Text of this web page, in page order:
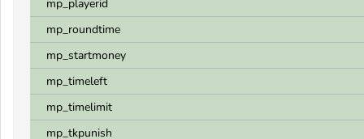
mp_playerid
mp_roundtime
mp_startmoney
mp_timeleft
mp_timelimit
mp_tkpunish